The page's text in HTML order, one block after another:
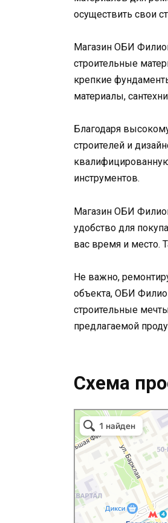
осуществить свои
Магазин ОБИ
строительные
крепкие
материалы,
Благодаря
строителей и
инструментов.
Магазин ОБИ
удобство для
вас время и место.
Не важно,
объекта, ОБИ
строительные
предлагаемой
Схема
ОБИ
Строительный
Садовый инвентарь и